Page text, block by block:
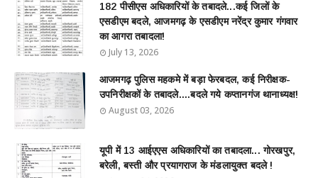
182 पीसीएस अधिकारियों के तबादले...कई जिलों के
एसडीएम बदले, आजमगढ़ के एसडीएम नरेंद्र कुमार गंगवार
का आगरा तबादला!
July 13, 2026
आजमगढ़ पुलिस महकमे में बड़ा फेरबदल, कई निरीक्षक-
उपनिरीक्षकों के तबादले....बदले गये कप्तानगंज थानाध्यक्ष!
August 03, 2026
यूपी में 13 आईएएस अधिकारियों का तबादला... गोरखपुर,
बरेली, बस्ती और प्रयागराज के मंडलायुक्त बदले !